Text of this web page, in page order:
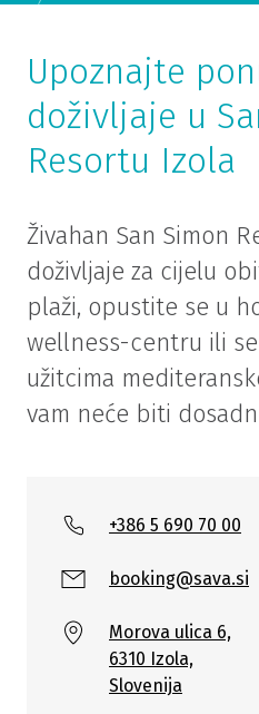
Upoznajte
doživljaje u
Resortu Izola
Živahan San Simon
doživljaje za cijelu
plaži, opustite se u
wellness-centru ili
užitcima
vam neće biti
+386 5 690 70 00
booking@sava.si
Morova ulica 6,
6310 Izola,
Slovenija